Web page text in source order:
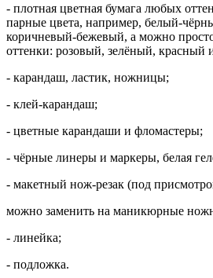
- плотная цветная бумага любых
парные цвета, например, белый-
коричневый-бежевый, а можно
оттенки: розовый, зелёный, красный
- карандаш, ластик, ножницы;
- клей-карандаш;
- цветные карандаши и фломастеры;
- чёрные линеры и маркеры, белая
- макетный нож-резак (под
можно заменить на маникюрные
- линейка;
- подложка.